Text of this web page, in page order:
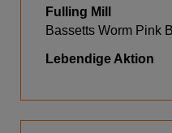
Fulling Mill
Bassetts Worm Pink
Lebendige Aktion